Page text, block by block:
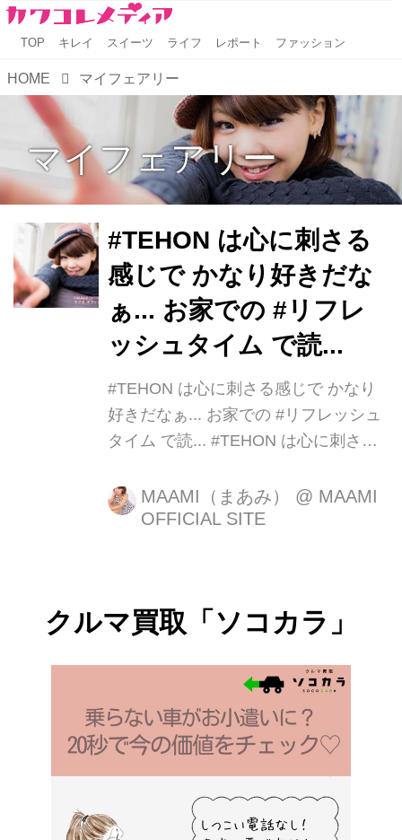
TOP キレイ スイーツ ライフ レポート ファッション
HOME マイフェアリー
マイフェアリー
#TEHON は心に刺さる
感じで かなり好きだな
ぁ... お家での #リフレ
ッシュタイム で読...
#TEHON は心に刺さる感じで かなり
好きだなぁ... お家での #リフレッシュ
タイム で読... #TEHON は心に刺さる
リフレッシュタイム で読破!!️
#kinashicocca #木梨憲武 #絵本 #フェ
MAAMI（まあみ） @ MAAMI
OFFICIAL SITE
クルマ買取「ソコカラ」